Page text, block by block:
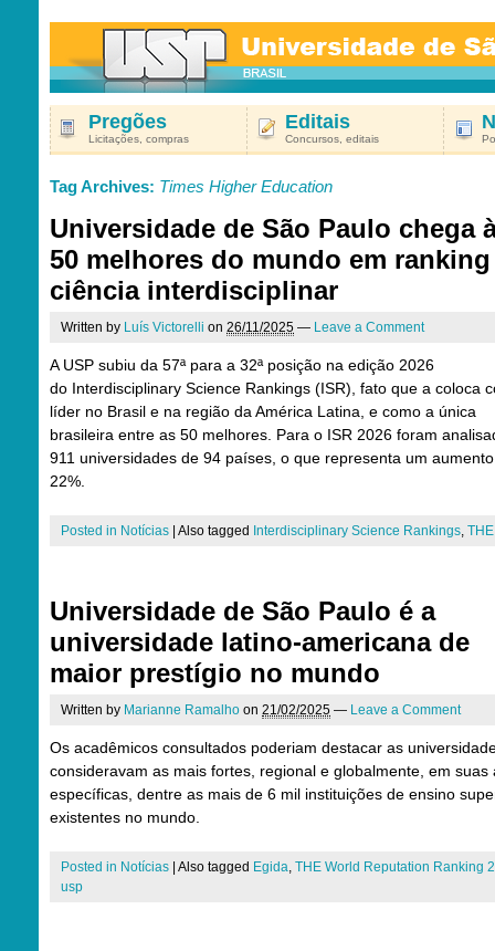
Pregões
Licitações, compras
Editais
Concursos, editais
Tag Archives: Times Higher Education
Universidade de São Paulo chega
50 melhores do mundo em
ciência interdisciplinar
Written by Luís Victorelli on 26/11/2025 — Leave a Comment
A USP subiu da 57ª para a 32ª posição na edição 2026
do Interdisciplinary Science Rankings (ISR), fato que a coloca
líder no Brasil e na região da América Latina, e como a única
brasileira entre as 50 melhores. Para o ISR 2026 foram
911 universidades de 94 países, o que representa um
22%.
Posted in Notícias Also tagged Interdisciplinary Science Rankings, THE
Universidade de São Paulo é a
universidade latino-americana de
maior prestígio no mundo
Written by Marianne Ramalho on 21/02/2025 — Leave a Comment
Os acadêmicos consultados poderiam destacar as
consideravam as mais fortes, regional e globalmente, em suas
específicas, dentre as mais de 6 mil instituições de ensino
existentes no mundo.
Posted in Notícias Also tagged Egida, THE World Reputation Ranking
usp